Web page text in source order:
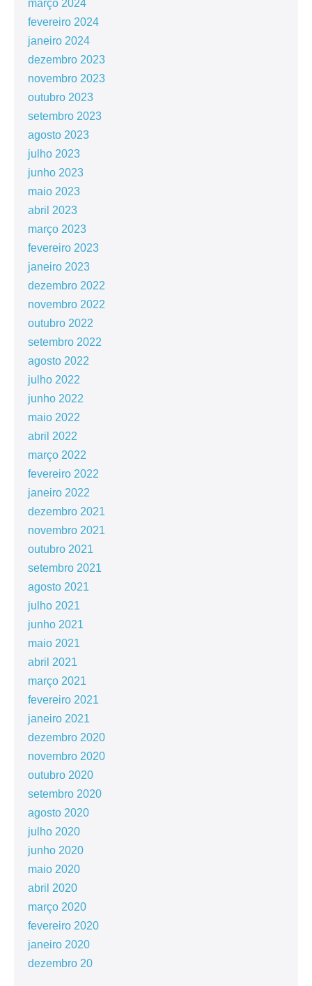
março 2024
fevereiro 2024
janeiro 2024
dezembro 2023
novembro 2023
outubro 2023
setembro 2023
agosto 2023
julho 2023
junho 2023
maio 2023
abril 2023
março 2023
fevereiro 2023
janeiro 2023
dezembro 2022
novembro 2022
outubro 2022
setembro 2022
agosto 2022
julho 2022
junho 2022
maio 2022
abril 2022
março 2022
fevereiro 2022
janeiro 2022
dezembro 2021
novembro 2021
outubro 2021
setembro 2021
agosto 2021
julho 2021
junho 2021
maio 2021
abril 2021
março 2021
fevereiro 2021
janeiro 2021
dezembro 2020
novembro 2020
outubro 2020
setembro 2020
agosto 2020
julho 2020
junho 2020
maio 2020
abril 2020
março 2020
fevereiro 2020
janeiro 2020
dezembro 20